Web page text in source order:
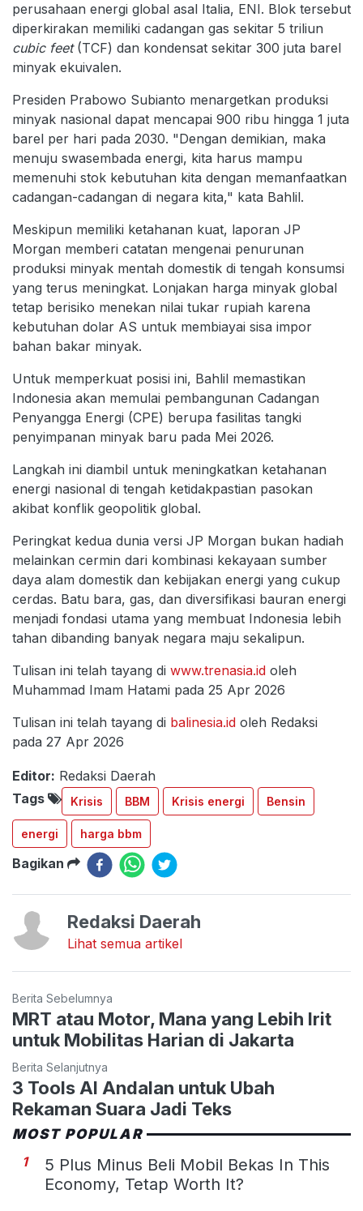
perusahaan energi global asal Italia, ENI. Blok tersebut
diperkirakan memiliki cadangan gas sekitar 5 triliun
cubic feet(TCF) dan kondensat sekitar 300 juta barel
minyak ekuivalen.
Presiden Prabowo Subianto menargetkan produksi
minyak nasional dapat mencapai 900 ribu hingga 1 juta
barel per hari pada 2030. "Dengan demikian, maka
menuju swasembada energi, kita harus mampu
memenuhi stok kebutuhan kita dengan memanfaatkan
cadangan-cadangan di negara kita," kata Bahlil.
Meskipun memiliki ketahanan kuat, laporan JP
Morgan memberi catatan mengenai penurunan
produksi minyak mentah domestik di tengah konsumsi
yang terus meningkat. Lonjakan harga minyak global
tetap berisiko menekan nilai tukar rupiah karena
kebutuhan dolar AS untuk membiayai sisa impor
bahan bakar minyak.
Untuk memperkuat posisi ini, Bahlil memastikan
Indonesia akan memulai pembangunan Cadangan
Penyangga Energi (CPE) berupa fasilitas tangki
penyimpanan minyak baru pada Mei 2026.
Langkah ini diambil untuk meningkatkan ketahanan
energi nasional di tengah ketidakpastian pasokan
akibat konflik geopolitik global.
Peringkat kedua dunia versi JP Morgan bukan hadiah
melainkan cermin dari kombinasi kekayaan sumber
daya alam domestik dan kebijakan energi yang cukup
cerdas. Batu bara, gas, dan diversifikasi bauran energi
menjadi fondasi utama yang membuat Indonesia lebih
tahan dibanding banyak negara maju sekalipun.
Tulisan ini telah tayang di www.trenasia.id oleh
Muhammad Imam Hatami pada 25 Apr 2026
Tulisan ini telah tayang di balinesia.id oleh Redaksi
pada 27 Apr 2026
Editor: Redaksi Daerah
Tags
Krisis BBM Krisis energi Bensin
energi harga bbm
Bagikan
Redaksi Daerah
Lihat semua artikel
Berita Sebelumnya
MRT atau Motor, Mana yang Lebih Irit
untuk Mobilitas Harian di Jakarta
Berita Selanjutnya
3 Tools AI Andalan untuk Ubah
Rekaman Suara Jadi Teks
MOST POPULAR
1
5 Plus Minus Beli Mobil Bekas In This
Economy, Tetap Worth It?